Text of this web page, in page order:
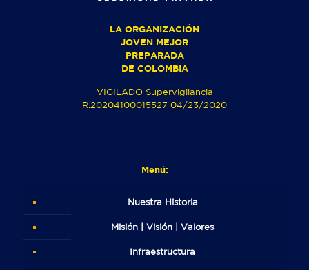
LA ORGANIZACIÓN
JOVEN MEJOR
PREPARADA
DE COLOMBIA
VIGILADO Supervigilancia
R.20204100015527 04/23/2020
Menú:
Nuestra Historia
Misión | Visión | Valores
Infraestructura